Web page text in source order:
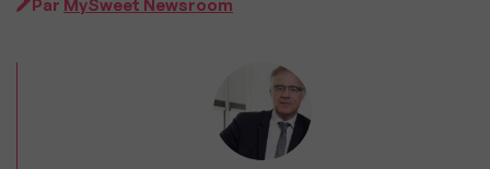
Par MySweet Newsroom